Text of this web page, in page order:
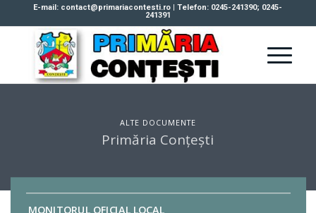
E-mail: contact@primariacontesti.ro | Telefon: 0245-241390; 0245-
241391
ALTE DOCUMENTE
Primăria Conțești
MONITORUL OFICIAL LOCAL